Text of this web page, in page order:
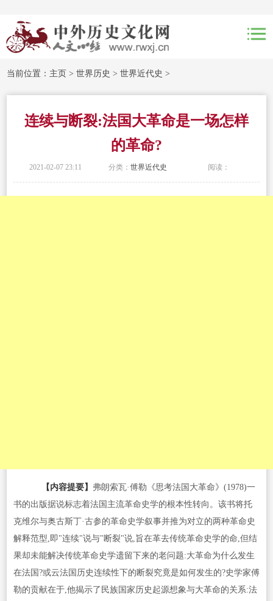
当前位置： 主页 >世界历史 >世界近代史 >
连续与断裂:法国大革命是一场怎样
的革命?
2021-02-07 23:11 分类： 世界近代史 阅读：
【内容提要】 弗朗索瓦·傅勒《思考法国大革命》(1978)一
书的出版据说标志着法国主流革命史学的根本性转向。该书将托
克维尔与奥古斯丁·古参的革命史学叙事并推为对立的两种革命史
解释范型,即"连续"说与"断裂"说,旨在革去传统革命史学的命,但结
果却未能解决传统革命史学遗留下来的老问题:大革命为什么发生
在法国?或云法国历史连续性下的断裂究竟是如何发生的?史学家傅
勒的贡献在于,他揭示了民族国家历史起源想象与大革命的关系:法